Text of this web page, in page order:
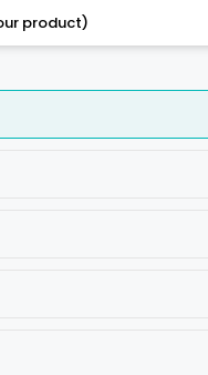
product)